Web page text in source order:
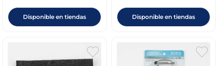
Disponible en tiendas Disponible en tiendas